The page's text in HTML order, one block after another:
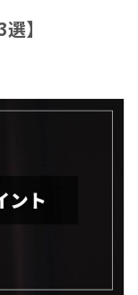
】